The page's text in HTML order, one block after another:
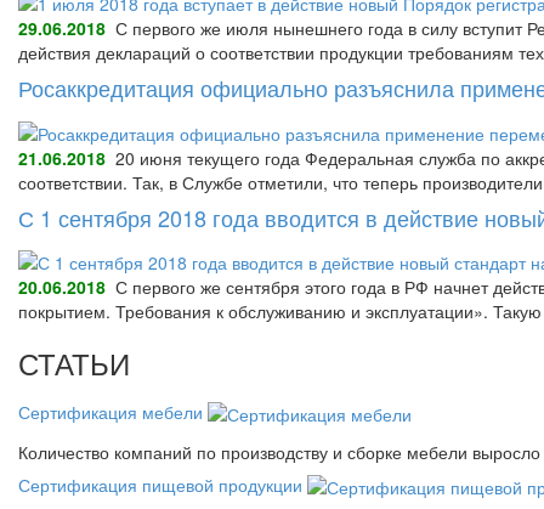
29.06.2018 С первого же июля нынешнего года в силу вступит
действия деклараций о соответствии продукции требованиям
Росаккредитация официально разъяснила
21.06.2018 20 июня текущего года Федеральная служба по
соответствии. Так, в Службе отметили, что теперь
С 1 сентября 2018 года вводится в действие
20.06.2018 С первого же сентября этого года в РФ начнет
покрытием. Требования к обслуживанию и эксплуатации».
СТАТЬИ
Сертификация мебели
Количество компаний по производству и сборке мебели
Сертификация пищевой продукции